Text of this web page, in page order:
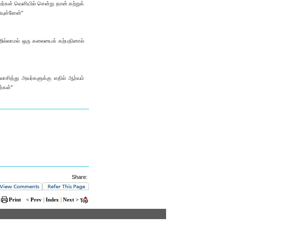
வெளியில் சென்று தான் கற்றுக்
ஒரு கலையைக் கற்பதினால்
அவர்களுக்கு எதில் ஆர்வம்
Share:
Print < Prev | Index | Next >